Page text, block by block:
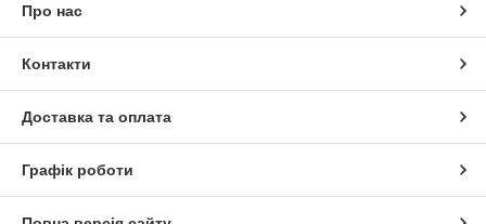
Про нас
Контакти
Доставка та оплата
Графік роботи